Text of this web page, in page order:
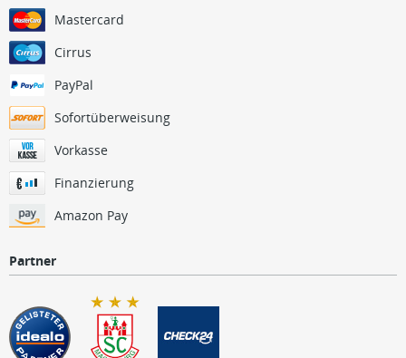
Mastercard
Cirrus
PayPal
Sofortüberweisung
Vorkasse
Finanzierung
Amazon Pay
Partner